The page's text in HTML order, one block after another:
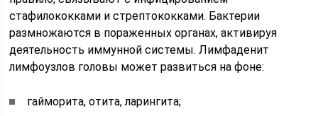
стафилококками и стрептококками. Бактерии
размножаются в пораженных органах, активируя
деятельность иммунной системы. Лимфаденит
лимфоузлов головы может развиться на фоне:
гайморита, отита, ларингита;